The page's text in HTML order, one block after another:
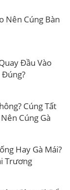
Nên Cúng Bàn
Đầu Vào
Đúng?
Cúng Tất
Cúng Gà
Hay Gà Mái?
Trương